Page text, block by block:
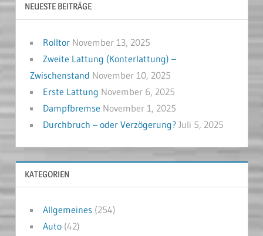
NEUESTE BEITRÄGE
Rolltor November 13, 2025
Zweite Lattung (Konterlattung) –
Zwischenstand November 10, 2025
Erste Lattung November 6, 2025
Dampfbremse November 1, 2025
Durchbruch – oder Verzögerung? Juli 5, 2025
KATEGORIEN
Allgemeines(254)
Auto(42)